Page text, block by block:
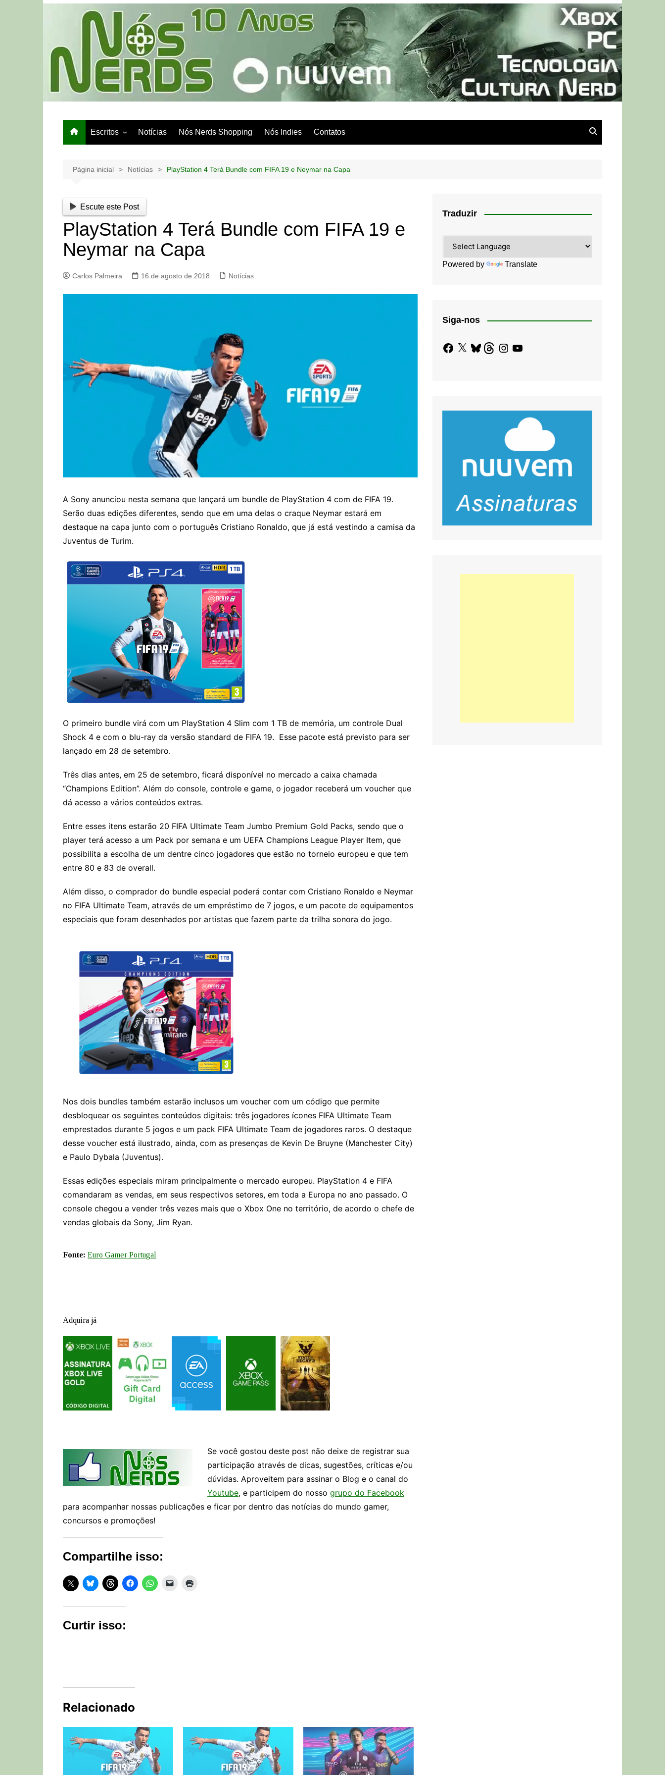
Escritos
Papo de Bar
Notícias Nós Nerds Shopping Nós Indies Contatos
Página inicial Notícias PlayStation 4 Terá Bundle com FIFA 19 e Neymar na Capa
Escute este Post
PlayStation 4 Terá Bundle com FIFA 19 e
Neymar na Capa
Carlos Palmeira 16 de agosto de 2018 Notícias
A Sony anunciou nesta semana que lançará um bundle de PlayStation 4 com de FIFA 19.
Serão duas edições diferentes, sendo que em uma delas o craque Neymar estará em
destaque na capa junto com o português Cristiano Ronaldo, que já está vestindo a camisa da
Juventus de Turim.
O primeiro bundle virá com um PlayStation 4 Slim com 1 TB de memória, um controle Dual
Shock 4 e com o blu-ray da versão standard de FIFA 19. Esse pacote está previsto para ser
lançado em 28 de setembro.
Três dias antes, em 25 de setembro, ficará disponível no mercado a caixa chamada
“Champions Edition”. Além do console, controle e game, o jogador receberá um voucher que
dá acesso a vários conteúdos extras.
Entre esses itens estarão 20 FIFA Ultimate Team Jumbo Premium Gold Packs, sendo que o
player terá acesso a um Pack por semana e um UEFA Champions League Player Item, que
possibilita a escolha de um dentre cinco jogadores que estão no torneio europeu e que tem
entre 80 e 83 de overall.
Além disso, o comprador do bundle especial poderá contar com Cristiano Ronaldo e Neymar
no FIFA Ultimate Team, através de um empréstimo de 7 jogos, e um pacote de equipamentos
especiais que foram desenhados por artistas que fazem parte da trilha sonora do jogo.
Nos dois bundles também estarão inclusos um voucher com um código que permite
desbloquear os seguintes conteúdos digitais: três jogadores ícones FIFA Ultimate Team
emprestados durante 5 jogos e um pack FIFA Ultimate Team de jogadores raros. O destaque
desse voucher está ilustrado, ainda, com as presenças de Kevin De Bruyne (Manchester City)
e Paulo Dybala (Juventus).
Essas edições especiais miram principalmente o mercado europeu. PlayStation 4 e FIFA
comandaram as vendas, em seus respectivos setores, em toda a Europa no ano passado. O
console chegou a vender três vezes mais que o Xbox One no território, de acordo o chefe de
vendas globais da Sony, Jim Ryan.
Fonte: Euro Gamer Portugal
Adquira já
Se você gostou deste post não deixe de registrar sua
participação através de dicas, sugestões, críticas e/ou
dúvidas. Aproveitem para assinar o Blog e o canal do
Youtube, e participem do nosso grupo do Facebook
para acompanhar nossas publicações e ficar por dentro das notícias do mundo gamer,
concursos e promoções!
Compartilhe isso:
Curtir isso:
Relacionado
Traduzir
Powered by Translate
Siga-nos
Facebook
X BlueskyThreadsInstagram
YouTube